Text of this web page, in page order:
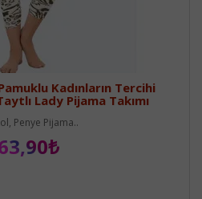
Kadınların Tercihi
Lady Pijama Takımı
Penye Pijama..